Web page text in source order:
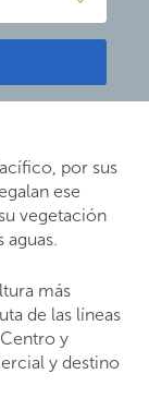
por sus
ese
vegetación
aguas.
más
de las líneas
y
y destino